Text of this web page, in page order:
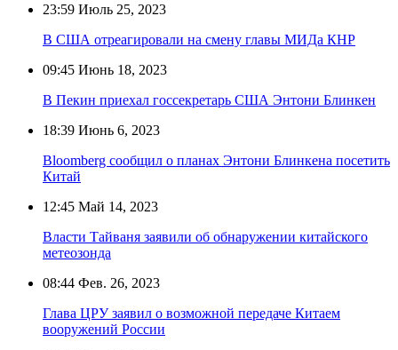
23:59 Июль 25, 2023
В США отреагировали на смену главы МИДа КНР
09:45 Июнь 18, 2023
В Пекин приехал госсекретарь США Энтони Блинкен
18:39 Июнь 6, 2023
Bloomberg сообщил о планах Энтони Блинкена посетить
Китай
12:45 Май 14, 2023
Власти Тайваня заявили об обнаружении китайского
метеозонда
08:44 Фев. 26, 2023
Глава ЦРУ заявил о возможной передаче Китаем
вооружений России